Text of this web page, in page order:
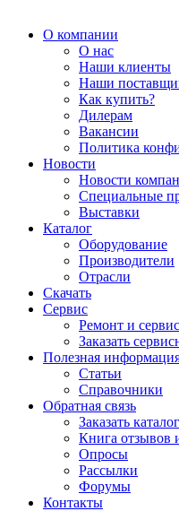
О компании
О нас
Наши клиенты
Наши
Как купить?
Дилерам
Вакансии
Политика
Новости
Новости
Специальные
Выставки
Каталог
Оборудование
Производители
Отрасли
Скачать
Сервис
Ремонт и
Заказать
Полезная
Статьи
Справочники
Обратная связь
Заказать
Книга отзывов
Опросы
Рассылки
Форумы
Контакты